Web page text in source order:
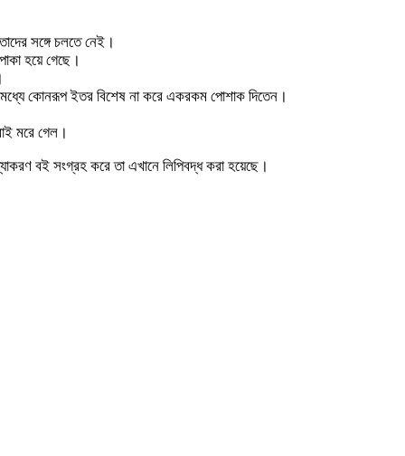
সঙ্গে চলতে নেই।
হয়ে গেছে।
মধ্যে কোনরূপ ইতর বিশেষ না করে একরকম পোশাক দিতেন।
মরে গেল।
বই সংগ্রহ করে তা এখানে লিপিবদ্ধ করা হয়েছে।